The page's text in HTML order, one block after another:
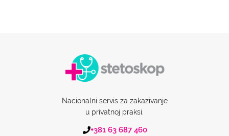
Nacionalni servis za zakazivanje
u privatnoj praksi.
+381 63 687 460